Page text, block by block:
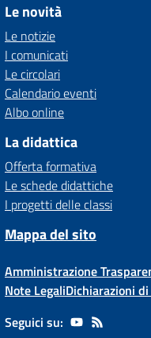
Le novità
Le notizie
I comunicati
Le circolari
Calendario eventi
Albo online
La didattica
Offerta formativa
Le schede didattiche
I progetti delle classi
Mappa del sito
Amministrazione
Note LegaliDichiarazioni
Seguici su: